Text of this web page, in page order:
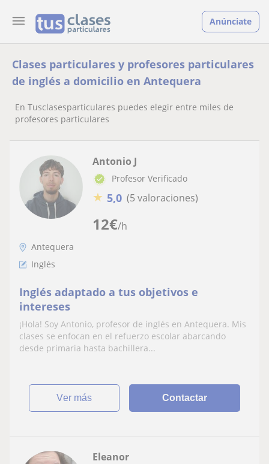
Anúnciate
Clases particulares y profesores particulares
de inglés a domicilio en Antequera
En Tusclasesparticulares puedes elegir entre miles de
profesores particulares
12€/h
Antonio J
Profesor Verificado
★ 5,0 (5 valoraciones)
Antequera
Inglés
Inglés adaptado a tus objetivos e
intereses
¡Hola! Soy Antonio, profesor de inglés en Antequera. Mis
clases se enfocan en el refuerzo escolar abarcando
desde primaria hasta bachillera...
ver más Contactar
Eleanor